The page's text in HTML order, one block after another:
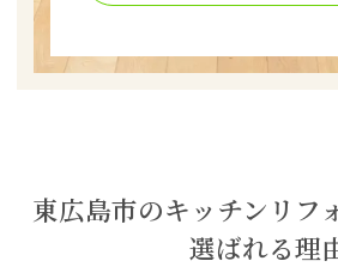
東広島市のキッチンリフ
選ばれる理